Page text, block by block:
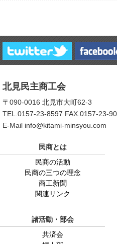
北見民主商工会
〒090-0016 北見市大町62-3
TEL.0157-23-8597 FAX.0157-23-
E-Mail info@kitami-minsyou.com
民商とは
民商の活動
民商の三つの理念
商工新聞
関連リンク
諸活動・部会
共済会